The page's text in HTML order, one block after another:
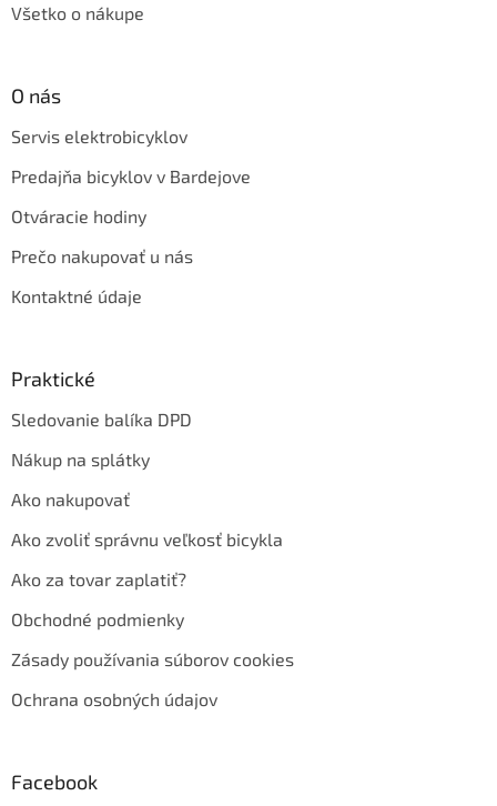
Všetko o nákupe
O nás
Servis elektrobicyklov
Predajňa bicyklov v Bardejove
Otváracie hodiny
Prečo nakupovať u nás
Kontaktné údaje
Praktické
Sledovanie balíka DPD
Nákup na splátky
Ako nakupovať
Ako zvoliť správnu veľkosť bicykla
Ako za tovar zaplatiť?
Obchodné podmienky
Zásady používania súborov cookies
Ochrana osobných údajov
Facebook